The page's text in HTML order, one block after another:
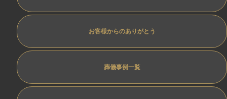
お客様からのありがとう
葬儀事例一覧